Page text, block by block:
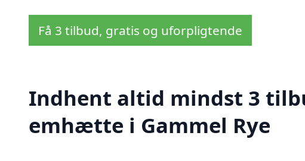
Få 3 tilbud, gratis og uforpligtende
Indhent altid mindst 3
emhætte i Gammel Rye